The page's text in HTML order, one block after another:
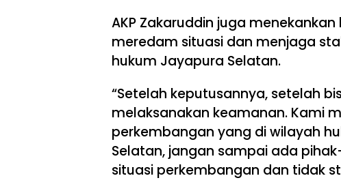
AKP Zakaruddin juga
meredam situasi dan menjaga
hukum Jayapura Selatan.
“Setelah keputusannya, setelah
melaksanakan keamanan. Kami
perkembangan yang di wilayah
Selatan, jangan sampai ada
situasi perkembangan dan tidak